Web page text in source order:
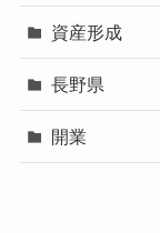
資産形成
長野県
開業